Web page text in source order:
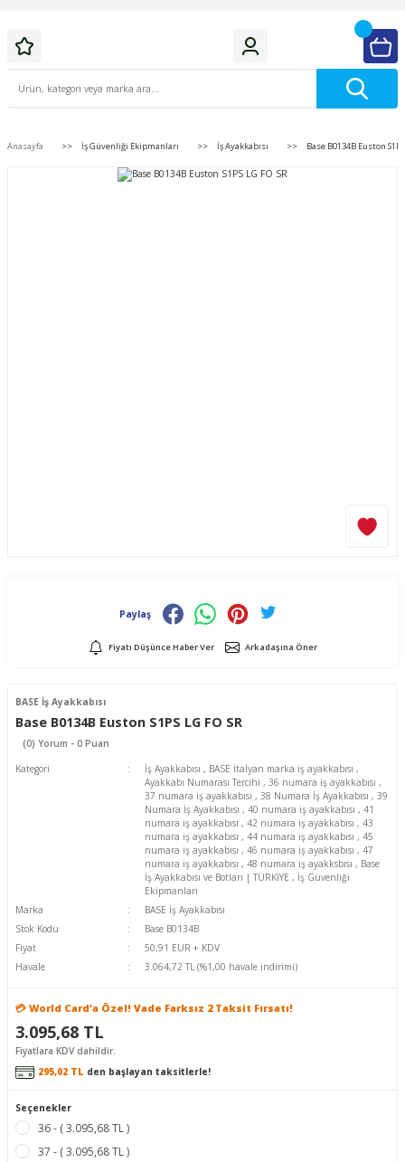
Anasayfa İş Güvenliği Ekipmanları İş Ayakkabısı Base B0134B Euston S1PS
Paylaş
Fiyatı Düşünce Haber Ver Arkadaşına Öner
BASE İş Ayakkabısı
Base B0134B Euston S1PS LG FO SR
(0) Yorum - 0 Puan
Kategori
İş Ayakkabısı , BASE İtalyan marka iş ayakkabısı ,
Ayakkabı Numarası Tercihi ,36 numara iş ayakkabısı ,
37 numara iş ayakkabısı ,38 Numara İş Ayakkabısı ,39
Numara İş Ayakkabısı ,40 numara iş ayakkabısı ,41
numara iş ayakkabısı ,42 numara iş ayakkabısı ,43
numara iş ayakkabısı ,44 numara iş ayakkabısı ,45
numara iş ayakkabısı ,46 numara iş ayakkabısı ,47
numara iş ayakkabısı ,48 numara iş ayakksbısı , Base
İş Ayakkabısı ve Botları | TÜRKİYE , İş Güvenliği
Ekipmanları
Marka
BASE İş Ayakkabısı
Stok Kodu
Base B0134B
Fiyat
50,91 EUR + KDV
Havale
3.064,72 TL (%1,00 havale indirimi)
💳 World Card’a Özel! Vade Farksız 2 Taksit Fırsatı!
3.095,68 TL
Fiyatlara KDV dahildir.
295,02 TL den başlayan taksitlerle!
Seçenekler
36 - ( 3.095,68 TL )
37 - ( 3.095,68 TL )